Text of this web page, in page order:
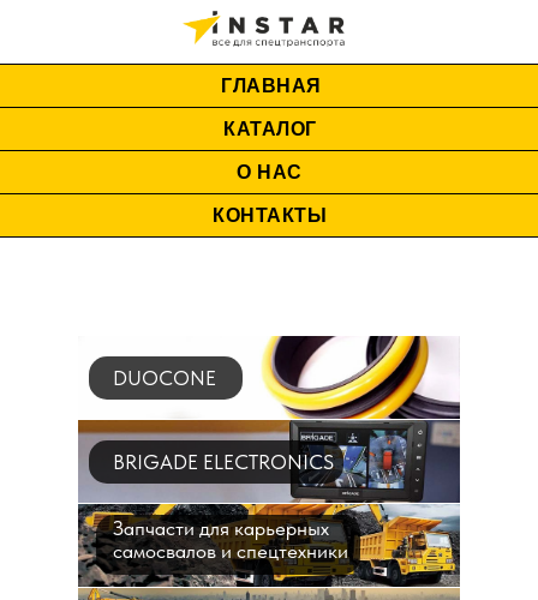
ГЛАВНАЯ
КАТАЛОГ
О НАС
КОНТАКТЫ
DUOCONE
BRIGADE ELECTRONICS
Запчасти для карьерных
самосвалов и спецтехники